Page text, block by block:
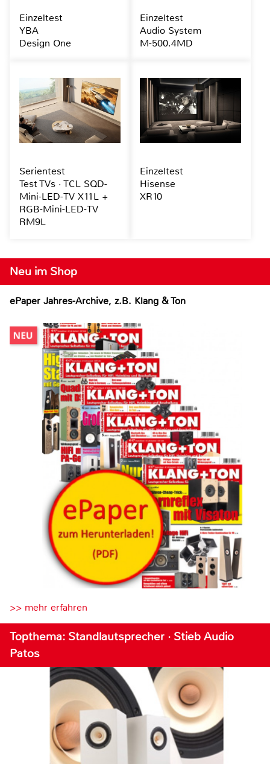
Neu im Shop
ePaper Jahres-Archive, z.B. Klang & Ton
>> mehr erfahren
Topthema: Standlautsprecher · Stieb Audio
Patos
Einzeltest
YBA
Design One
Einzeltest
Audio System
M-500.4MD
Serientest
Test TVs · TCL SQD-
Mini-LED-TV X11L +
RGB-Mini-LED-TV
RM9L
Einzeltest
Hisense
XR10